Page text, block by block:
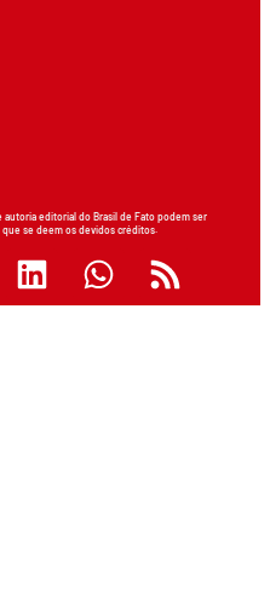
editorial do Brasil de Fato podem ser
se deem os devidos créditos.